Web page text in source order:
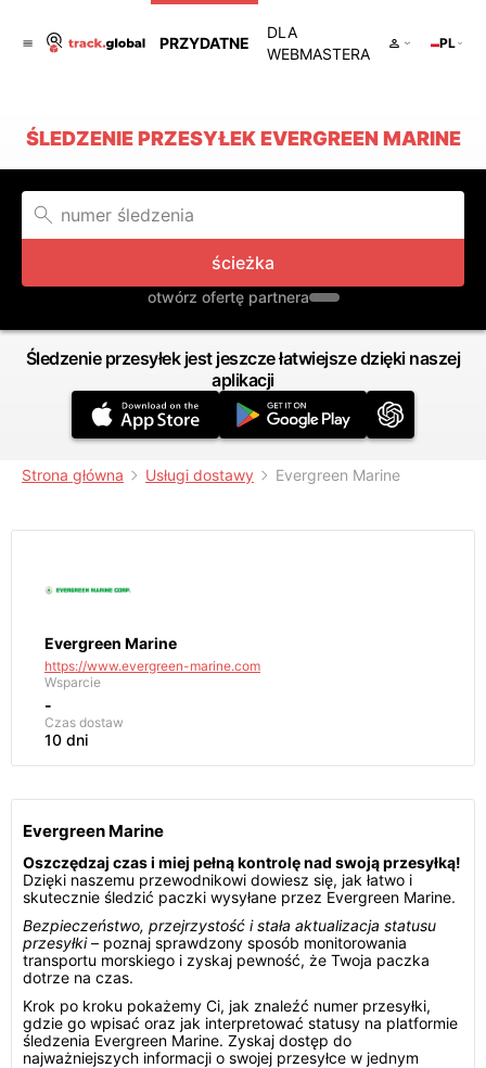
PRZYDATNE
DLA
WEBMASTERA
PL
ŚLEDZENIE PRZESYŁEK EVERGREEN MARINE
ścieżka
otwórz ofertę partnera
Śledzenie przesyłek jest jeszcze łatwiejsze dzięki naszej
aplikacji
Strona główna Usługi dostawy Evergreen Marine
Evergreen Marine
https://www.evergreen-marine.com
Wsparcie
-
Czas dostaw
10 dni
Evergreen Marine
Oszczędzaj czas i miej pełną kontrolę nad swoją przesyłką!
Dzięki naszemu przewodnikowi dowiesz się, jak łatwo i
skutecznie śledzić paczki wysyłane przez Evergreen Marine.
Bezpieczeństwo, przejrzystość i stała aktualizacja statusu
przesyłki– poznaj sprawdzony sposób monitorowania
transportu morskiego i zyskaj pewność, że Twoja paczka
dotrze na czas.
Krok po kroku pokażemy Ci, jak znaleźć numer przesyłki,
gdzie go wpisać oraz jak interpretować statusy na platformie
śledzenia Evergreen Marine. Zyskaj dostęp do
najważniejszych informacji o swojej przesyłce w jednym